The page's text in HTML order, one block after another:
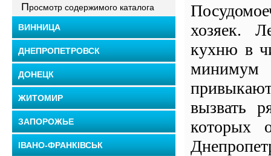
Просмотр содержимого каталога
ВИННИЦА
ДНЕПРОПЕТРОВСК
ДОНЕЦК
ЖИТОМИР
ЗАПОРОЖЬЕ
ІВАНО-ФРАНКІВСЬК
хозяек.
кухню в
минимум
вызвать
которых